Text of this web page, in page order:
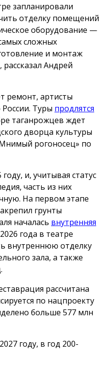
запланировали
отделку помещений
оборудование —
сложных
и монтаж
Андрей
ремонт, артисты
России. Туры продлятся
таганрожцев ждет
дворца культуры
рогоносец» по
и, учитывая статус
часть из них
На первом этапе
грунты
началась внутренняя
года в театре
внутреннюю отделку
зала, а также
рассчитана
по нацпроекту
больше 577 млн
году, в год 200-